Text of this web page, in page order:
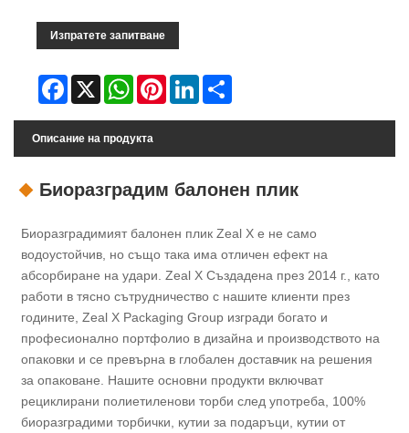
Изпратете запитване
Facebook
X WhatsAppPinterestLinkedIn
Описание на продукта
Биоразградим балонен плик
Биоразградимият балонен плик Zeal X е не само
водоустойчив, но също така има отличен ефект на
абсорбиране на удари. Zeal X Създадена през 2014 г., като
работи в тясно сътрудничество с нашите клиенти през
годините, Zeal X Packaging Group изгради богато и
професионално портфолио в дизайна и производството на
опаковки и се превърна в глобален доставчик на решения
за опаковане. Нашите основни продукти включват
рециклирани полиетиленови торби след употреба, 100%
биоразградими торбички, кутии за подаръци, кутии от